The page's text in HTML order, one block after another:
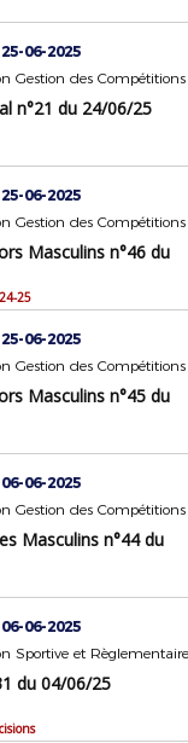
06-2025
n°21 du 24/06/25
06-2025
Masculins n°46 du
25
06-2025
Masculins n°45 du
06-2025
Masculins n°44 du
06-2025
Sportive et Règlementaire
du 04/06/25